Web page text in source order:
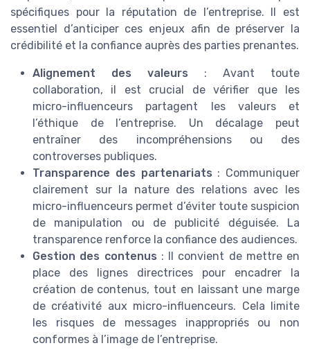
spécifiques pour la réputation de l’entreprise. Il est
essentiel d’anticiper ces enjeux afin de préserver la
crédibilité et la confiance auprès des parties prenantes.
Alignement des valeurs : Avant toute
collaboration, il est crucial de vérifier que les
micro-influenceurs partagent les valeurs et
l’éthique de l’entreprise. Un décalage peut
entraîner des incompréhensions ou des
controverses publiques.
Transparence des partenariats : Communiquer
clairement sur la nature des relations avec les
micro-influenceurs permet d’éviter toute suspicion
de manipulation ou de publicité déguisée. La
transparence renforce la confiance des audiences.
Gestion des contenus : Il convient de mettre en
place des lignes directrices pour encadrer la
création de contenus, tout en laissant une marge
de créativité aux micro-influenceurs. Cela limite
les risques de messages inappropriés ou non
conformes à l’image de l’entreprise.